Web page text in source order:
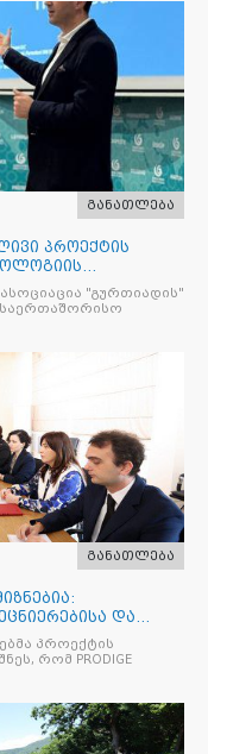
განათლება
პროექტის
"გურთიადის"
საერთაშორისო
განათლება
და
პროექტის
რომ PRODIGE